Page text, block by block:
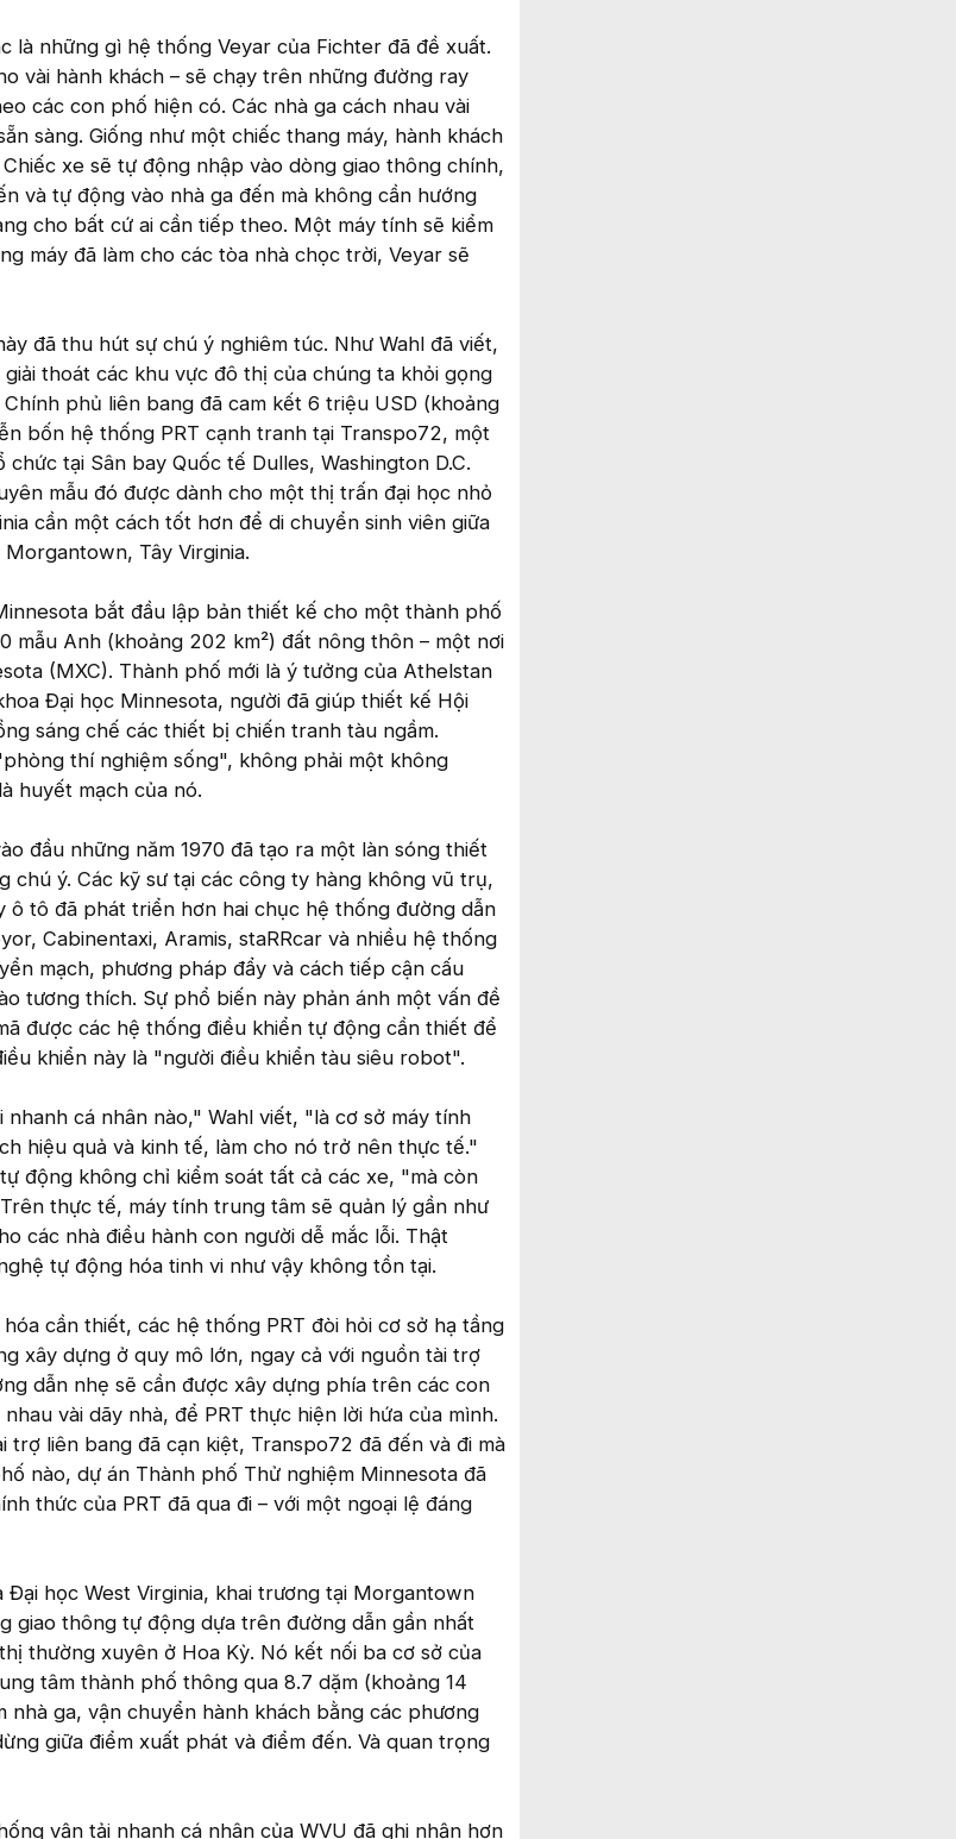
là những gì hệ thống Veyar của Fichter đã đề xuất.
vài hành khách – sẽ chạy trên những đường ray
các con phố hiện có. Các nhà ga cách nhau vài
sàng. Giống như một chiếc thang máy, hành khách
xe sẽ tự động nhập vào dòng giao thông chính,
và tự động vào nhà ga đến mà không cần hướng
cho bất cứ ai cần tiếp theo. Một máy tính sẽ kiểm
máy đã làm cho các tòa nhà chọc trời, Veyar sẽ
đã thu hút sự chú ý nghiêm túc. Như Wahl đã viết,
thoát các khu vực đô thị của chúng ta khỏi gọng
phủ liên bang đã cam kết 6 triệu USD (khoảng
bốn hệ thống PRT cạnh tranh tại Transpo72, một
tại Sân bay Quốc tế Dulles, Washington D.C.
mẫu đó được dành cho một thị trấn đại học nhỏ
cần một cách tốt hơn để di chuyển sinh viên giữa
Tây Virginia.
bắt đầu lập bản thiết kế cho một thành phố
mẫu Anh (khoảng 202 km²) đất nông thôn – một nơi
(MXC). Thành phố mới là ý tưởng của Athelstan
Đại học Minnesota, người đã giúp thiết kế Hội
sáng chế các thiết bị chiến tranh tàu ngầm.
thí nghiệm sống", không phải một không
huyết mạch của nó.
đầu những năm 1970 đã tạo ra một làn sóng thiết
chú ý. Các kỹ sư tại các công ty hàng không vũ trụ,
ô tô đã phát triển hơn hai chục hệ thống đường dẫn
Cabinentaxi, Aramis, staRRcar và nhiều hệ thống
mạch, phương pháp đẩy và cách tiếp cận cấu
tương thích. Sự phổ biến này phản ánh một vấn đề
được các hệ thống điều khiển tự động cần thiết để
khiển này là "người điều khiển tàu siêu robot".
cá nhân nào," Wahl viết, "là cơ sở máy tính
hiệu quả và kinh tế, làm cho nó trở nên thực tế."
động không chỉ kiểm soát tất cả các xe, "mà còn
thực tế, máy tính trung tâm sẽ quản lý gần như
các nhà điều hành con người dễ mắc lỗi. Thật
tự động hóa tinh vi như vậy không tồn tại.
cần thiết, các hệ thống PRT đòi hỏi cơ sở hạ tầng
xây dựng ở quy mô lớn, ngay cả với nguồn tài trợ
dẫn nhẹ sẽ cần được xây dựng phía trên các con
vài dãy nhà, để PRT thực hiện lời hứa của mình.
trợ liên bang đã cạn kiệt, Transpo72 đã đến và đi mà
nào, dự án Thành phố Thử nghiệm Minnesota đã
thức của PRT đã qua đi – với một ngoại lệ đáng
học West Virginia, khai trương tại Morgantown
giao thông tự động dựa trên đường dẫn gần nhất
thường xuyên ở Hoa Kỳ. Nó kết nối ba cơ sở của
tâm thành phố thông qua 8.7 dặm (khoảng 14
nhà ga, vận chuyển hành khách bằng các phương
giữa điểm xuất phát và điểm đến. Và quan trọng
vận tải nhanh cá nhân của WVU đã ghi nhận hơn